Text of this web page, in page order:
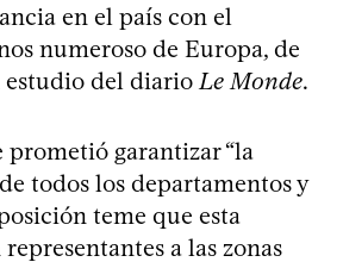
en el país con el
numeroso de Europa, de
estudio del diarioLe Monde.
garantizar “la
todos los departamentos y
teme que esta
a las zonas